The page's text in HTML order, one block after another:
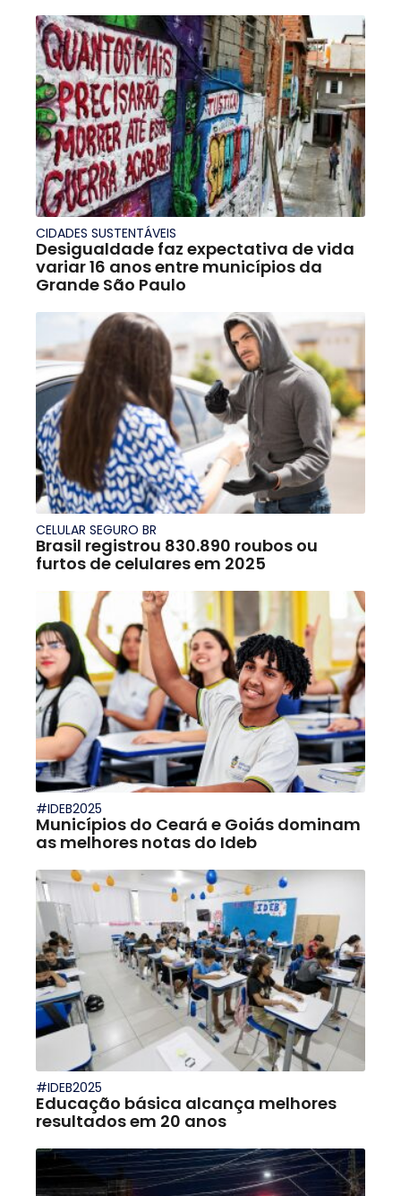
CIDADES SUSTENTÁVEIS
Desigualdade faz expectativa de vida
variar 16 anos entre municípios da
Grande São Paulo
CELULAR SEGURO BR
Brasil registrou 830.890 roubos ou
furtos de celulares em 2025
#IDEB2025
Municípios do Ceará e Goiás dominam
as melhores notas do Ideb
#IDEB2025
Educação básica alcança melhores
resultados em 20 anos